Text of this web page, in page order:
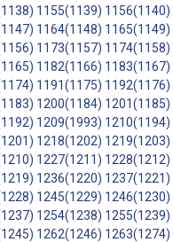
1155(1139) 1156(1140)
1164(1148) 1165(1149)
1173(1157) 1174(1158)
1182(1166) 1183(1167)
1191(1175) 1192(1176)
1200(1184) 1201(1185)
1209(1993) 1210(1194)
1218(1202) 1219(1203)
1227(1211) 1228(1212)
1236(1220) 1237(1221)
1245(1229) 1246(1230)
1254(1238) 1255(1239)
1262(1246) 1263(1274)